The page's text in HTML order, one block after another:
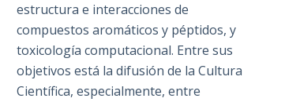
estructura e interacciones de
compuestos aromáticos y péptidos, y
toxicología computacional. Entre sus
objetivos está la difusión de la Cultura
Científica, especialmente, entre